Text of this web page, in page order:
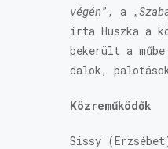
végén”, a „
írta Huszka a
bekerült a
dalok,
Közreműködők
Sissy